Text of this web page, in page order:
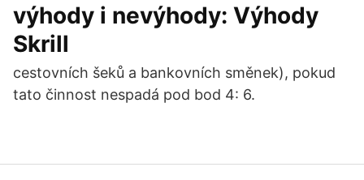
výhody i nevýhody: Výhody
Skrill
cestovních šeků a bankovních směnek), pokud
tato činnost nespadá pod bod 4: 6.